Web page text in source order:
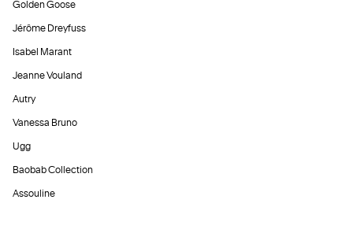
Golden Goose
Jérôme Dreyfuss
Isabel Marant
Jeanne Vouland
Autry
Vanessa Bruno
Ugg
Baobab Collection
Assouline